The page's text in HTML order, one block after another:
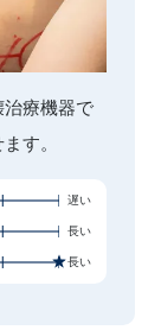
療機器で
す。
遅い
長い
長い